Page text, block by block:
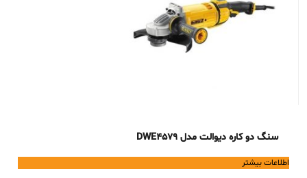
سنگ دو کاره دیوالت مدل DWE4579
اطلاعات بیشتر